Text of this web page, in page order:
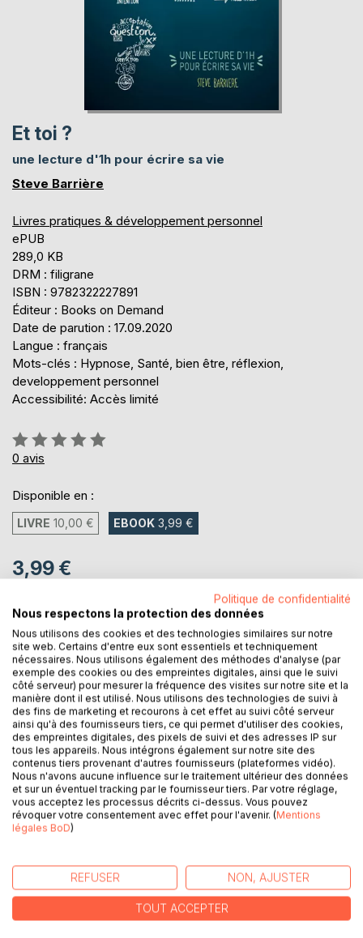
Et toi ?
une lecture d'1h pour écrire sa vie
Steve Barrière
Livres pratiques & développement personnel
ePUB
289,0 KB
DRM : filigrane
ISBN : 9782322227891
Éditeur : Books on Demand
Date de parution : 17.09.2020
Langue : français
Mots-clés : Hypnose, Santé, bien être, réflexion,
developpement personnel
Accessibilité: Accès limité
Évaluation:
0%
0 avis
Disponible en :
LIVRE 10,00 € EBOOK 3,99 €
3,99 €
Téléchargement disponible dès maintenant
AJOUTER AU PANIER
Ajouter à ma liste d'envies
Laisser un avis
Je pensais exploiter ces écrits comme support après un
accompagnement. Un ouvrage reste hypnotique. Je vous
Politique de confidentialité
Nous respectons la protection des données
Nous utilisons des cookies et des technologies similaires sur notre
site web. Certains d'entre eux sont essentiels et techniquement
nécessaires. Nous utilisons également des méthodes d'analyse (par
exemple des cookies ou des empreintes digitales, ainsi que le suivi
côté serveur) pour mesurer la fréquence des visites sur notre site et la
manière dont il est utilisé. Nous utilisons des technologies de suivi à
des fins de marketing et recourons à cet effet au suivi côté serveur
ainsi qu'à des fournisseurs tiers, ce qui permet d'utiliser des cookies,
des empreintes digitales, des pixels de suivi et des adresses IP sur
tous les appareils. Nous intégrons également sur notre site des
contenus tiers provenant d'autres fournisseurs (plateformes vidéo).
Nous n'avons aucune influence sur le traitement ultérieur des données
et sur un éventuel tracking par le fournisseur tiers. Par votre réglage,
vous acceptez les processus décrits ci-dessus. Vous pouvez
révoquer votre consentement avec effet pour l'avenir. (Mentions
légales BoD)
REFUSER NON, AJUSTER
TOUT ACCEPTER